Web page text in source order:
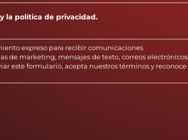
la política de privacidad.
expreso para recibir comunicaciones
de marketing, mensajes de texto, correos electrónicos
este formulario, acepta nuestros términos y reconoce